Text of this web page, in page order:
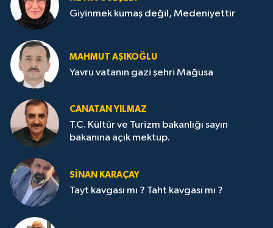
Giyinmek kumaş değil, Medeniyettir
MAHMUT AŞIKOĞLU
Yavru vatanın gazi şehri Mağusa
CANATAN YILMAZ
T.C. Kültür ve Turizm bakanlığı sayın
bakanına açık mektup.
SİNAN KARAÇAY
Tayt kavgası mı ? Taht kavgası mı ?